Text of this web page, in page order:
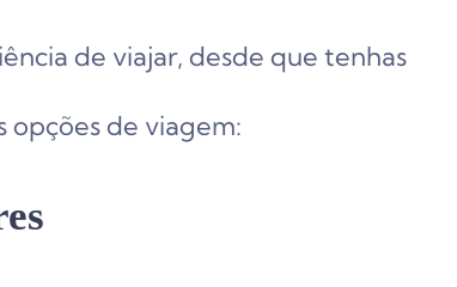
de viajar, desde que tenhas
opções de viagem: